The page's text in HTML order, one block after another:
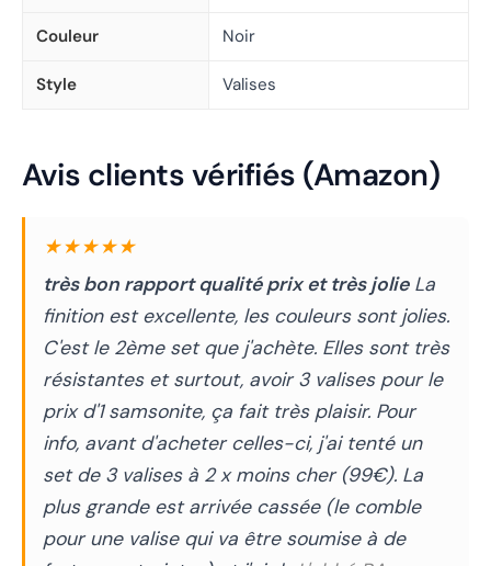
Couleur Noir
Style Valises
Avis clients vérifiés (Amazon)
★★★★★
très bon rapport qualité prix et très jolieLa
finition est excellente, les couleurs sont jolies.
C'est le 2ème set que j'achète. Elles sont très
résistantes et surtout, avoir 3 valises pour le
prix d'1 samsonite, ça fait très plaisir. Pour
info, avant d'acheter celles-ci, j'ai tenté un
set de 3 valises à 2 x moins cher (99€). La
plus grande est arrivée cassée (le comble
pour une valise qui va être soumise à de